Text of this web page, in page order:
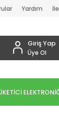
Yardım
Giriş Yap
Üye Ol